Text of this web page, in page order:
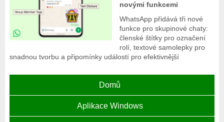
novými funkcemi
WhatsApp přidává tři nové
funkce pro skupinové chaty:
členské štítky pro označení
rolí, textové samolepky pro
snadnou tvorbu a připomínky událostí pro efektivnější
Domů
Aplikace Windows